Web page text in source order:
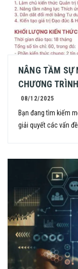
NÂNG TẦM SỰ
CHƯƠNG
(MBA) TẠI ĐẠI
08/12/2025
Bạn đang tìm kiếm
giải quyết các vấn